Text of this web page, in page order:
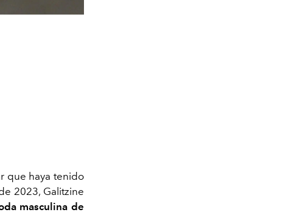
que haya tenido
2023, Galitzine
masculina de